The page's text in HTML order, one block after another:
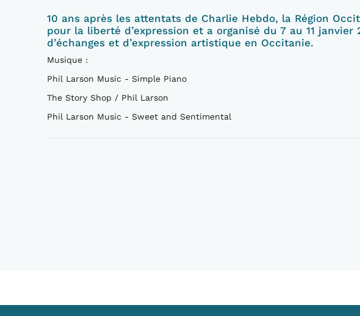
10 ans après les attentats de Charlie Hebdo, la Région
pour la liberté d’expression et a organisé du 7 au 11 janvier
d’échanges et d’expression artistique en Occitanie.
Musique :
Phil Larson Music - Simple Piano
The Story Shop / Phil Larson
Phil Larson Music - Sweet and Sentimental